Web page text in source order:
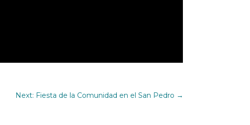
Next: Fiesta de la Comunidad en el San Pedro →